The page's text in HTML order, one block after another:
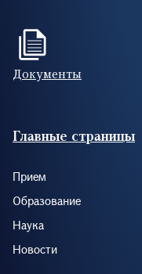
Документы
Footer (RUS)
Главные страницы
Прием
Образование
Наука
Новости